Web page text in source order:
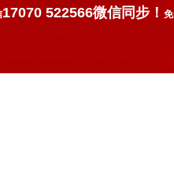
17070 522566微信同步！